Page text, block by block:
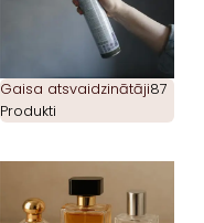
Gaisa atsvaidzinātāji87
Produkti